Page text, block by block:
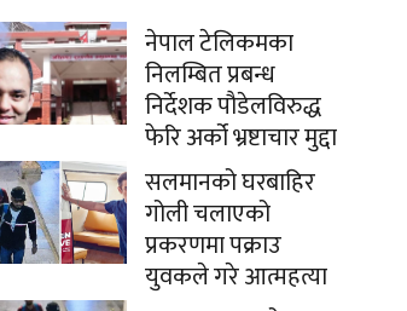
नेपाल टेलिकमका
निलम्बित प्रबन्ध
निर्देशक पौडेलविरुद्ध
फेरि अर्को भ्रष्टाचार मुद्दा
सलमानको घरबाहिर
गोली चलाएको
प्रकरणमा पक्राउ
युवकले गरे आत्महत्या